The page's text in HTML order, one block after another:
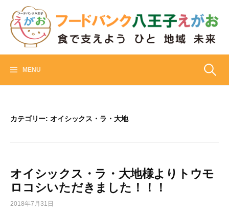
content
MENU 検
カテゴリー:オイシックス・ラ・大地
オイシックス・ラ・大地様よりトウモ
ロコシいただきました！！！
2018年7月31日